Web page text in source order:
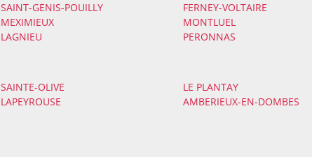
SAINT-GENIS-POUILLY
FERNEY-VOLTAIRE
MEXIMIEUX
MONTLUEL
LAGNIEU PERONNAS
SAINTE-OLIVE
LE PLANTAY
LAPEYROUSE
AMBERIEUX-EN-DOMBES